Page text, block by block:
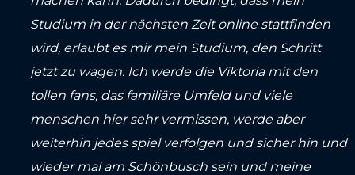
Studium in der nächsten Zeit online stattfinden
wird, erlaubt es mir mein Studium, den Schritt
jetzt zu wagen. Ich werde die Viktoria mit den
tollen fans, das familiäre Umfeld und viele
menschen hier sehr vermissen, werde aber
weiterhin jedes spiel verfolgen und sicher hin und
wieder mal am Schönbusch sein und meine